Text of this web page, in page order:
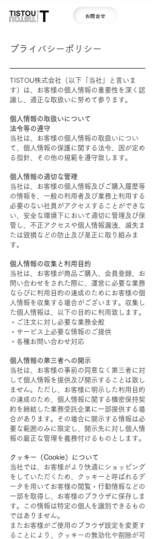
お問合せ
​プライバシーポリシー
TISTOU株式会社（以下「当社」と言いま
す）は、お客様の個人情報の重要性を深く認
識し、適正な取扱いに努めて参ります。
個人情報の取扱いについて
法令等の遵守
当社は、お客様の個人情報の取扱いについ
て、個人情報の保護に関する法令、国が定め
る指針、その他の規範を遵守致します。
個人情報の適切な管理
当社は、お客様の個人情報及びご購入履歴等
の情報を、一般の利用者及び業務上利用する
必要のない社員がアクセスすることができな
い、安全な環境下において適切に管理及び保
管し、不正アクセスや個人情報漏洩、滅失ま
たは毀損などの防止及び是正に取り組みま
す。
個人情報の収集と利用目的
当社は、お客様が商品ご購入、会員登録、お
問い合わせをされた際に、運営に必要な業務
ならびに利用目的の達成のためにお客様の個
人情報を収集する場合がございます。収集し
た個人情報は、以下の目的に利用致します。
・ご注文に対し必要な業務全般
・サービス上必要な情報のご提供
・各種お問い合わせ対応
個人情報の第三者への開示
当社は、お客様の事前の同意なく第三者に対
して個人情報を提供及び開示することは致し
ません。ただし、お客様に明示した利用目的
の達成のため、個人情報に関する機密保持契
約を締結した業務受託企業に一部提供する場
合があります。その場合に開示する情報は必
要な範囲のみに限定し、開示先に対し個人情
報の厳正な管理を義務付けるものとします。
クッキー（Cookie）について
当社では、お客様がより快適にショッピング
をしていただくため、クッキーと呼ばれるデ
ータを用いてお客様の閲覧・行動情報などの
一部を取得し、お客様のブラウザに保存しま
す。この情報は特定の個人を識別できるもの
ではありません。
またお客様がご使用のブラウザ設定を変更す
ることにより、クッキーの無効化や削除が可